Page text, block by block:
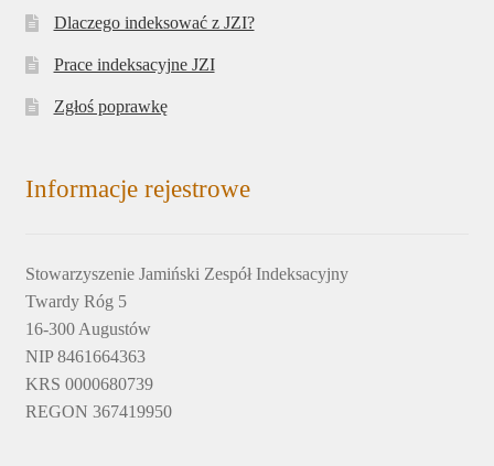
Dlaczego indeksować z JZI?
Prace indeksacyjne JZI
Zgłoś poprawkę
Informacje rejestrowe
Stowarzyszenie Jamiński Zespół Indeksacyjny
Twardy Róg 5
16-300 Augustów
NIP 8461664363
KRS 0000680739
REGON 367419950